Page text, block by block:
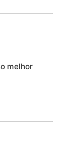
melhor